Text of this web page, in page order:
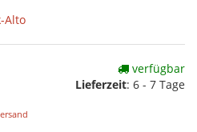
Alto
verfügbar
Lieferzeit: 6 - 7 Tage